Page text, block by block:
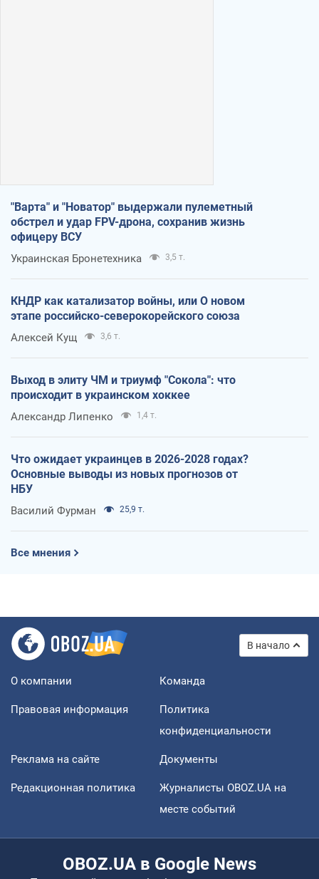
"Варта" и "Новатор" выдержали пулеметный
обстрел и удар FPV-дрона, сохранив жизнь
офицеру ВСУ
Украинская Бронетехника 3,5 т.
КНДР как катализатор войны, или О новом
этапе российско-северокорейского союза
Алексей Кущ 3,6 т.
Выход в элиту ЧМ и триумф "Сокола": что
происходит в украинском хоккее
Александр Липенко 1,4 т.
Что ожидает украинцев в 2026-2028 годах?
Основные выводы из новых прогнозов от
НБУ
Василий Фурман 25,9 т.
Все мнения
В начало
О компании Команда
Правовая информация
Политика
конфиденциальности
Реклама на сайте Документы
Редакционная политика
Журналисты OBOZ.UA на
месте событий
OBOZ.UA в Google News